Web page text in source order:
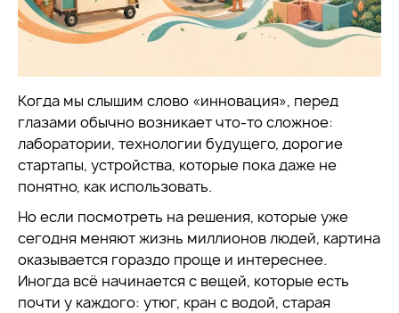
Когда мы слышим слово «инновация», перед
глазами обычно возникает что-то сложное:
лаборатории, технологии будущего, дорогие
стартапы, устройства, которые пока даже не
понятно, как использовать.
Но если посмотреть на решения, которые уже
сегодня меняют жизнь миллионов людей, картина
оказывается гораздо проще и интереснее.
Иногда всё начинается с вещей, которые есть
почти у каждого: утюг, кран с водой, старая